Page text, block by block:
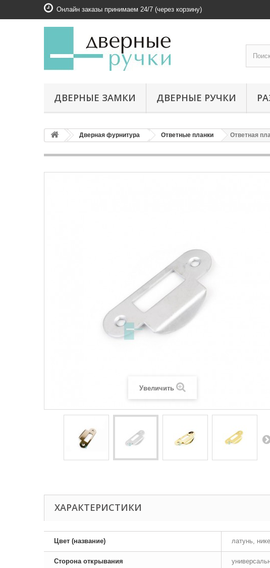
Онлайн заказы принимаем 24/7 (через корзину)
ДВЕРНЫЕ ЗАМКИ ДВЕРНЫЕ РУЧКИ
Дверная фурнитура Ответные планки Ответная
Увеличить
ХАРАКТЕРИСТИКИ
Цвет (название) латунь,
Сторона открывания